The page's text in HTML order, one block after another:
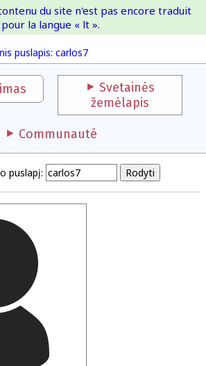
France-IOI
puslapis: carlos7
du site n'est pas encore traduit
pour la langue « lt ».
Svetainės
žemėlapis
Communauté
puslapį: